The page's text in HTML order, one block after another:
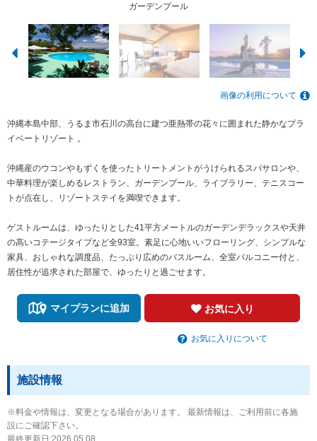
ガーデンプール
客室一例（ガーデンデラックスルーム）
ビューティーヨーガ
朝食イメージ
飲茶ディナー
プールサイドでのCoCoキャンドルナイト
ココスパ
ライブラリーラウンジ
フィットネスルーム
画像の利用について
沖縄本島中部、うるま市石川の高台に建つ亜熱帯の花々に囲まれた静かなプラ
イベートリゾート 。
沖縄産のウコンやもずくを使ったトリートメントがうけられるスパサロンや、
中華料理が楽しめるレストラン、ガーデンプール、ライブラリー、テニスコー
トが点在し、リゾートステイを満喫できます。
ゲストルームは、ゆったりとした41平方メートルのガーデンデラックスや天井
の高いコテージタイプなど全93室。素足に心地いいフローリング、シンプルな
家具、おしゃれな調度品、たっぷり広めのバスルーム、全室バルコニー付と、
居住性が追求された部屋で、ゆったりと過ごせます。
マイプランに追加 お気に入り
お気に入りについて
施設情報
※料金や情報は、変更となる場合があります。 最新情報は、ご利用前に各施
設にご確認下さい。
最終更新日:2026.05.08